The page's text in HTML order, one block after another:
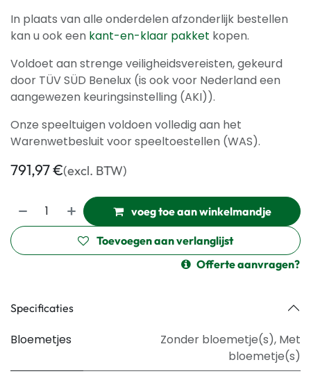
In plaats van alle onderdelen afzonderlijk bestellen
kan u ook een kant-en-klaar pakket kopen.
Voldoet aan strenge veiligheidsvereisten, gekeurd
door TÜV SÜD Benelux (is ook voor Nederland een
aangewezen keuringsinstelling (AKI)).
Onze speeltuigen voldoen volledig aan het
Warenwetbesluit voor speeltoestellen (WAS).
791,97€(excl. BTW)
voeg toe aan winkelmandje
Toevoegen aan verlanglijst
Offerte aanvragen?
Specificaties
Bloemetjes Zonder bloemetje(s), Met
bloemetje(s)